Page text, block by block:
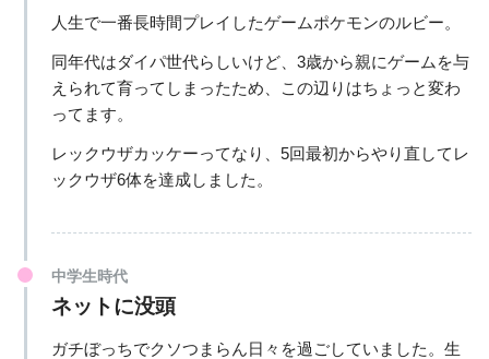
人生で一番長時間プレイしたゲームポケモンのルビー。
同年代はダイパ世代らしいけど、3歳から親にゲームを与
えられて育ってしまったため、この辺りはちょっと変わ
ってます。
レックウザカッケーってなり、5回最初からやり直してレ
ックウザ6体を達成しました。
中学生時代
ネットに没頭
ガチぼっちでクソつまらん日々を過ごしていました。生